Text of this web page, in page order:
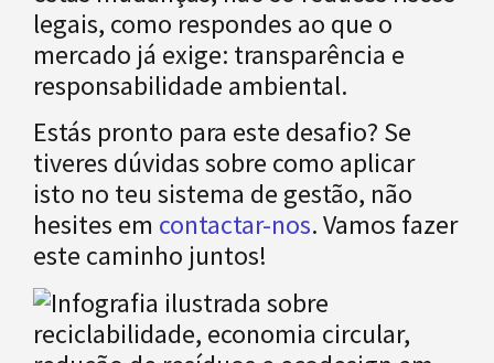
legais, como respondes ao que o
mercado já exige: transparência e
responsabilidade ambiental.
Estás pronto para este desafio? Se
tiveres dúvidas sobre como aplicar
isto no teu sistema de gestão, não
hesites em contactar-nos. Vamos fazer
este caminho juntos!